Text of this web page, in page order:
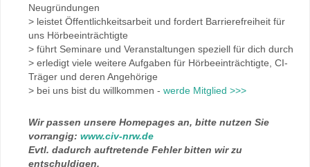
Neugründungen
> leistet Öffentlichkeitsarbeit und fordert Barrierefreiheit für
uns Hörbeeinträchtigte
> führt Seminare und Veranstaltungen speziell für dich durch
> erledigt viele weitere Aufgaben für Hörbeeinträchtigte, CI-
Träger und deren Angehörige
> bei uns bist du willkommen - werde Mitglied >>>
Wir passen unsere Homepages an, bitte nutzen Sie
vorrangig: www.civ-nrw.de
Evtl. dadurch auftretende Fehler bitten wir zu
entschuldigen.